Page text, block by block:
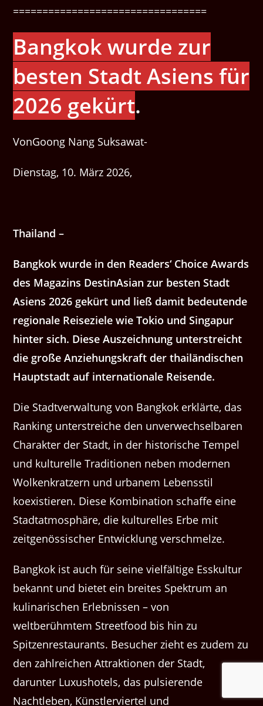
=================================
Bangkok wurde zur
besten Stadt Asiens für
2026 gekürt.
VonGoong Nang Suksawat-
Dienstag, 10. März 2026,
Thailand –
Bangkok wurde in den Readers‘ Choice Awards
des Magazins DestinAsian zur besten Stadt
Asiens 2026 gekürt und ließ damit bedeutende
regionale Reiseziele wie Tokio und Singapur
hinter sich. Diese Auszeichnung unterstreicht
die große Anziehungskraft der thailändischen
Hauptstadt auf internationale Reisende.
Die Stadtverwaltung von Bangkok erklärte, das
Ranking unterstreiche den unverwechselbaren
Charakter der Stadt, in der historische Tempel
und kulturelle Traditionen neben modernen
Wolkenkratzern und urbanem Lebensstil
koexistieren. Diese Kombination schaffe eine
Stadtatmosphäre, die kulturelles Erbe mit
zeitgenössischer Entwicklung verschmelze.
Bangkok ist auch für seine vielfältige Esskultur
bekannt und bietet ein breites Spektrum an
kulinarischen Erlebnissen – von
weltberühmtem Streetfood bis hin zu
Spitzenrestaurants. Besucher zieht es zudem zu
den zahlreichen Attraktionen der Stadt,
darunter Luxushotels, das pulsierende
Nachtleben, Künstlerviertel und